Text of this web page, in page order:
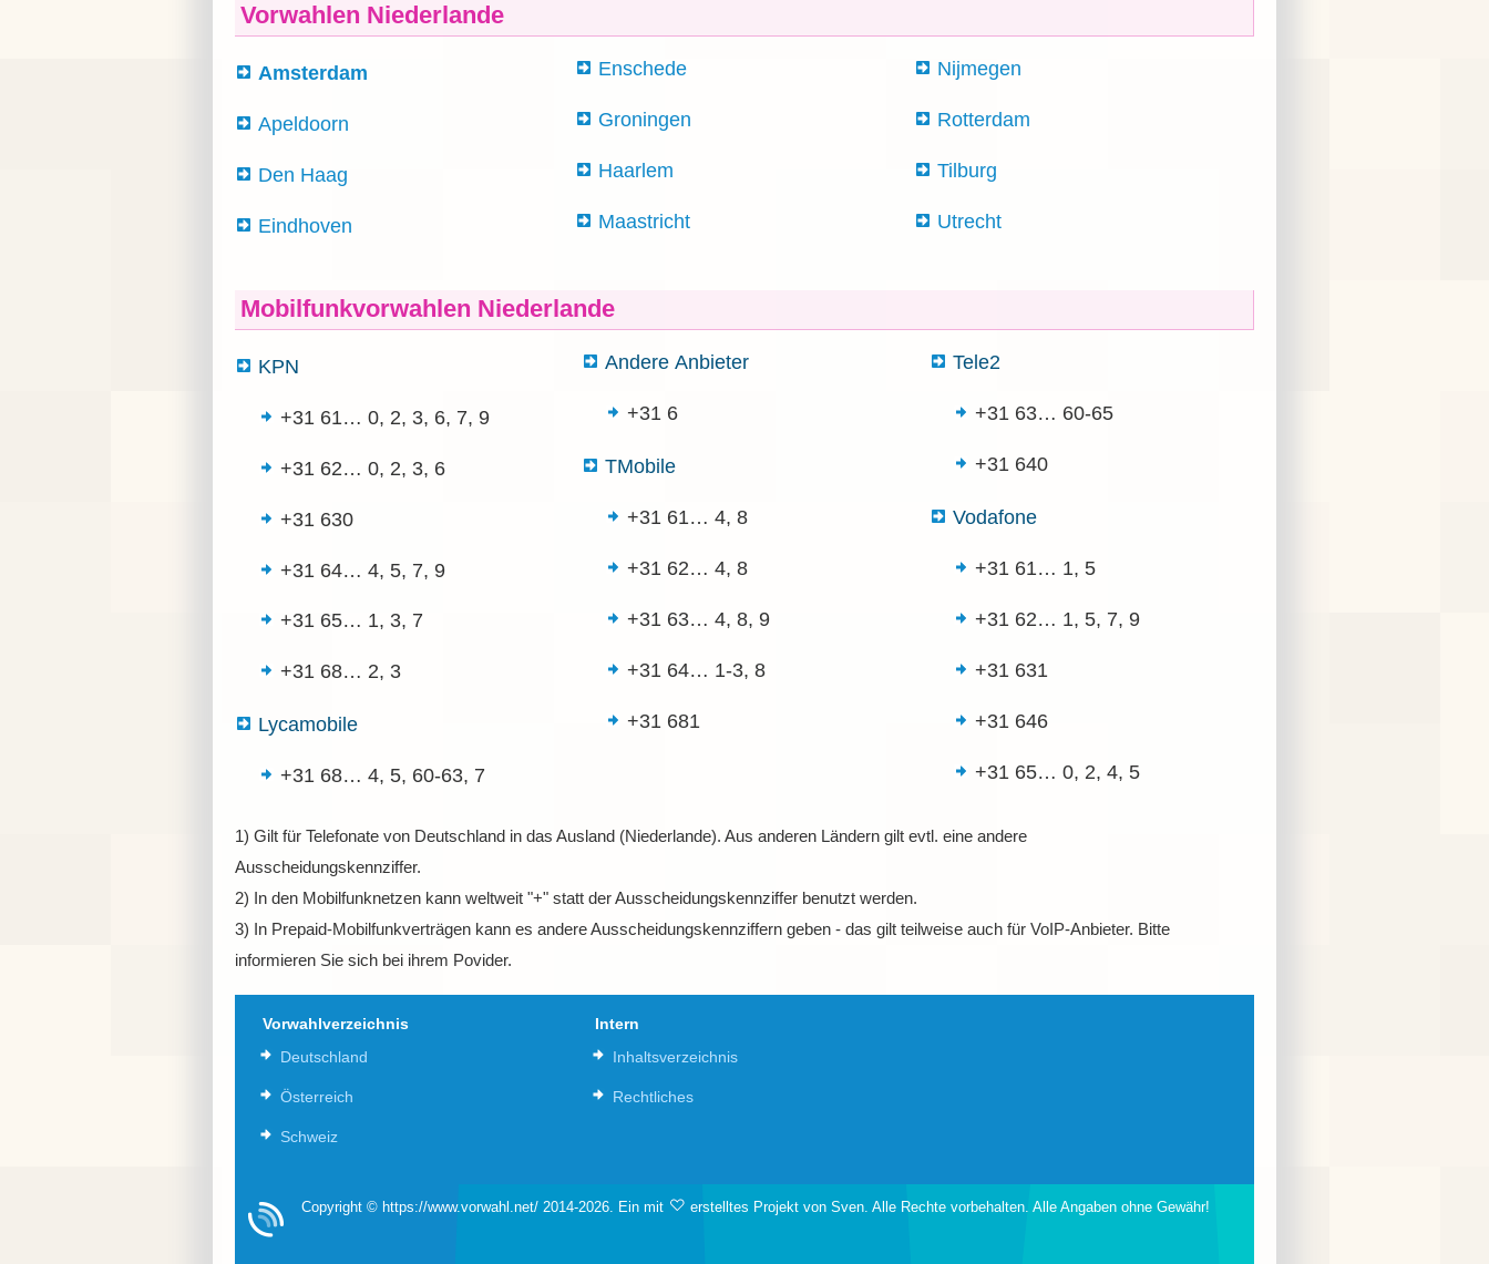
Vorwahlen Niederlande
Amsterdam
Apeldoorn
Den Haag
Eindhoven
Enschede
Groningen
Haarlem
Maastricht
Nijmegen
Rotterdam
Tilburg
Utrecht
Mobilfunkvorwahlen Niederlande
KPN
+31 61… 0, 2, 3, 6, 7, 9
+31 62… 0, 2, 3, 6
+31 630
+31 64… 4, 5, 7, 9
+31 65… 1, 3, 7
+31 68… 2, 3
Lycamobile
+31 68… 4, 5, 60-63, 7
Andere Anbieter
+31 6
TMobile
+31 61…4, 8
+31 62…4, 8
+31 63…4, 8, 9
+31 64… 1-3, 8
+31 681
Tele2
+31 63… 60-65
+31 640
Vodafone
+31 61… 1, 5
+31 62… 1, 5, 7, 9
+31 631
+31 646
+31 65… 0, 2, 4, 5
1) Gilt für Telefonate von Deutschland in das Ausland (Niederlande). Aus anderen Ländern gilt evtl. eine andere
Ausscheidungskennziffer.
2) In den Mobilfunknetzen kann weltweit "+" statt der Ausscheidungskennziffer benutzt werden.
3) In Prepaid-Mobilfunkverträgen kann es andere Ausscheidungskennziffern geben - das gilt teilweise auch für VoIP-Anbieter. Bitte
informieren Sie sich bei ihrem Povider.
Vorwahlverzeichnis
Deutschland
Österreich
Schweiz
Intern
Inhaltsverzeichnis
Rechtliches
Copyright © https://www.vorwahl.net/ 2014-2026. Ein mit erstelltes Projekt von Sven. Alle Rechte vorbehalten. Alle Angaben ohne Gewähr!